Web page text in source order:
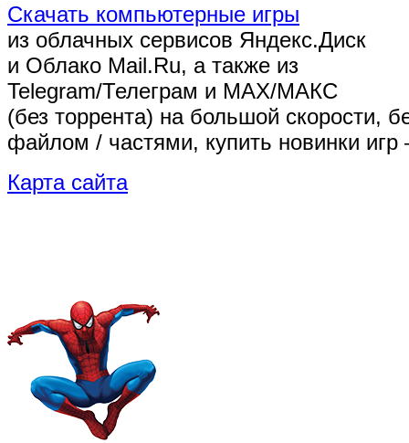
Скачать компьютерные игры
из облачных сервисов Яндекс.Диск
и Облако Mail.Ru, а также из
Telegram/Телеграм и MAX/МАКС
(без торрента) на большой скорости,
файлом / частями, купить новинки
Карта сайта